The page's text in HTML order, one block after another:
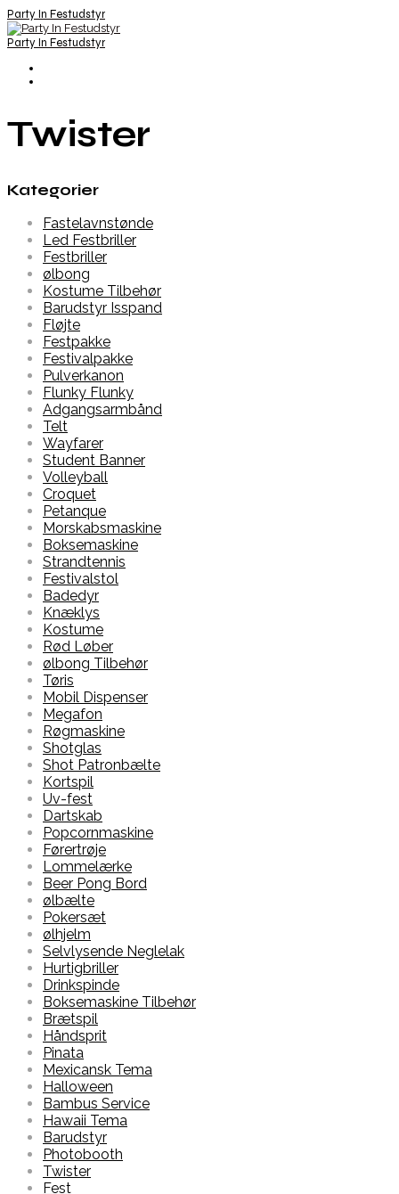
Party In Festudstyr
Party In Festudstyr
Twister
Kategorier
Fastelavnstønde
Led Festbriller
Festbriller
ølbong
Kostume Tilbehør
Barudstyr Isspand
Fløjte
Festpakke
Festivalpakke
Pulverkanon
Flunky Flunky
Adgangsarmbånd
Telt
Wayfarer
Student Banner
Volleyball
Croquet
Petanque
Morskabsmaskine
Boksemaskine
Strandtennis
Festivalstol
Badedyr
Knæklys
Kostume
Rød Løber
ølbong Tilbehør
Tøris
Mobil Dispenser
Megafon
Røgmaskine
Shotglas
Shot Patronbælte
Kortspil
Uv-fest
Dartskab
Popcornmaskine
Førertrøje
Lommelærke
Beer Pong Bord
ølbælte
Pokersæt
ølhjelm
Selvlysende Neglelak
Hurtigbriller
Drinkspinde
Boksemaskine Tilbehør
Brætspil
Håndsprit
Pinata
Mexicansk Tema
Halloween
Bambus Service
Hawaii Tema
Barudstyr
Photobooth
Twister
Fest